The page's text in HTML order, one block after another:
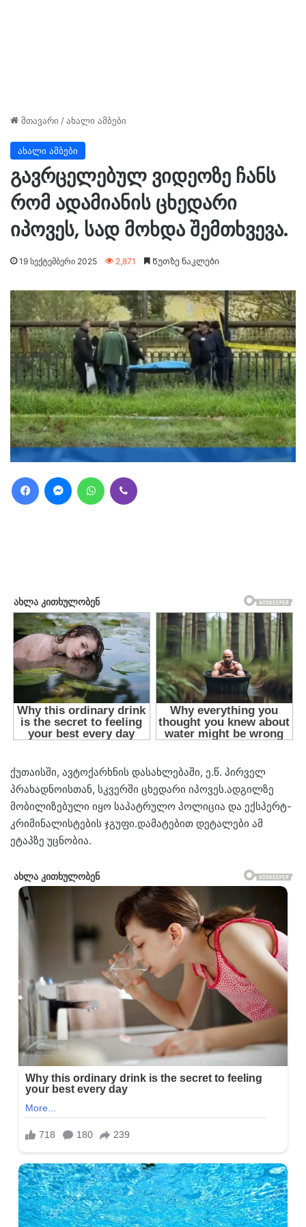
მთავარი /ახალი ამბები
ახალი ამბები
გავრცელებულ ვიდეოზე ჩანს
რომ ადამიანის ცხედარი
იპოვეს, სად მოხდა შემთხვევა.
19 სექტემბერი 2025 2,871 Წუთზე ნაკლები
FacebookMessengerWhatsApp
ქუთაისში, ავტოქარხნის დასახლებაში, ე.წ. პირველ
პრახადნოისთან, სკვერში ცხედარი იპოვეს.ადგილზე
მობილიზებული იყო საპატრულო პოლიცია და ექსპერტ-
კრიმინალისტების ჯგუფი.დამატებით დეტალები ამ
ეტაპზე უცნობია.